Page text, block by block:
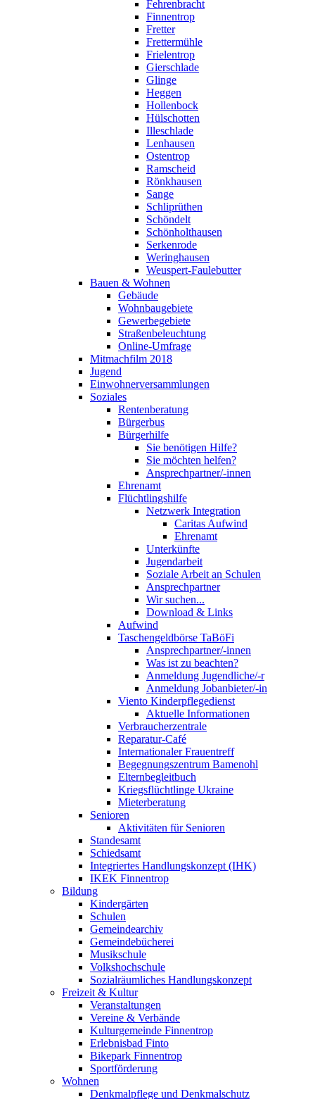
Fehrenbracht
Finnentrop
Fretter
Frettermühle
Frielentrop
Gierschlade
Glinge
Heggen
Hollenbock
Hülschotten
Illeschlade
Lenhausen
Ostentrop
Ramscheid
Rönkhausen
Sange
Schliprüthen
Schöndelt
Schönholthausen
Serkenrode
Weringhausen
Weuspert-Faulebutter
Bauen & Wohnen
Gebäude
Wohnbaugebiete
Gewerbegebiete
Straßenbeleuchtung
Online-Umfrage
Mitmachfilm 2018
Jugend
Einwohnerversammlungen
Soziales
Rentenberatung
Bürgerbus
Bürgerhilfe
Sie benötigen Hilfe?
Sie möchten helfen?
Ansprechpartner/-innen
Ehrenamt
Flüchtlingshilfe
Netzwerk Integration
Caritas Aufwind
Ehrenamt
Unterkünfte
Jugendarbeit
Soziale Arbeit an Schulen
Ansprechpartner
Wir suchen...
Download & Links
Aufwind
Taschengeldbörse TaBöFi
Ansprechpartner/-innen
Was ist zu beachten?
Anmeldung Jugendliche/-r
Anmeldung Jobanbieter/-in
Viento Kinderpflegedienst
Aktuelle Informationen
Verbraucherzentrale
Reparatur-Café
Internationaler Frauentreff
Begegnungszentrum Bamenohl
Elternbegleitbuch
Kriegsflüchtlinge Ukraine
Mieterberatung
Senioren
Aktivitäten für Senioren
Standesamt
Schiedsamt
Integriertes Handlungskonzept (IHK)
IKEK Finnentrop
Bildung
Kindergärten
Schulen
Gemeindearchiv
Gemeindebücherei
Musikschule
Volkshochschule
Sozialräumliches Handlungskonzept
Freizeit & Kultur
Veranstaltungen
Vereine & Verbände
Kulturgemeinde Finnentrop
Erlebnisbad Finto
Bikepark Finnentrop
Sportförderung
Wohnen
Denkmalpflege und Denkmalschutz